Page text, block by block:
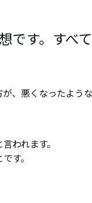
です。すべ
、悪くなったような
われます。
す。